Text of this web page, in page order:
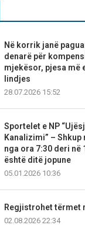
Në korrik janë
denarë për
mjekësor, pjesa më
lindjes
28.07.2026 15:52
Sportelet e NP
Kanalizimi” –
nga ora 7:30 deri në
është ditë jopune
05.01.2026 10:36
Regjistrohet tërmet
02.08.2026 22:34